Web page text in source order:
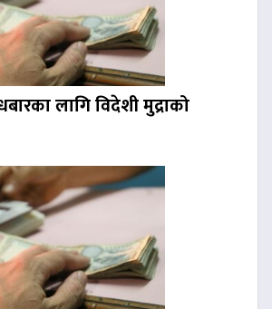
लागि विदेशी मुद्राको